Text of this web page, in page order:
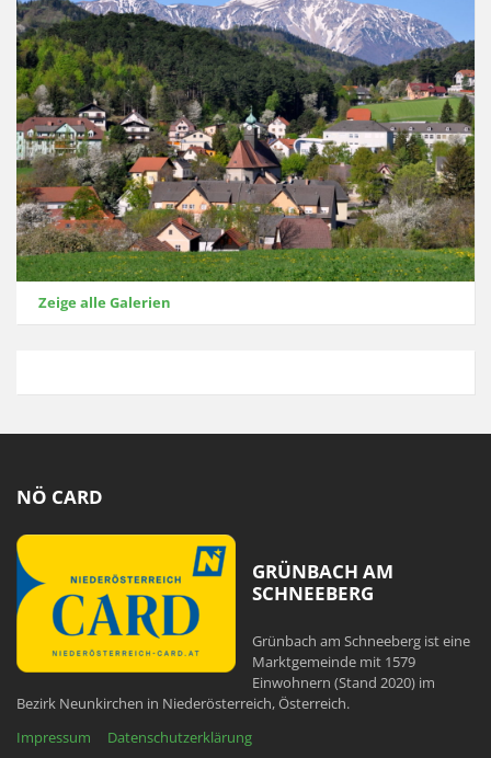
Zeige alle Galerien
NÖ CARD
GRÜNBACH AM
SCHNEEBERG
Grünbach am Schneeberg ist eine
Marktgemeinde mit 1579
Einwohnern (Stand 2020) im
Bezirk Neunkirchen in Niederösterreich, Österreich.
Impressum
Datenschutzerklärung